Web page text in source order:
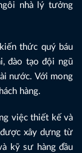
nhà lý tưởng
thức quý báu
đào tạo đội ngũ
nước. Với mong
hàng.
việc thiết kế và
xây dựng từ
kỹ sư hàng đầu